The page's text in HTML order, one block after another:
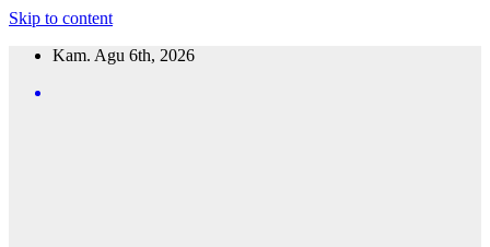
Skip to content
Kam. Agu 6th, 2026